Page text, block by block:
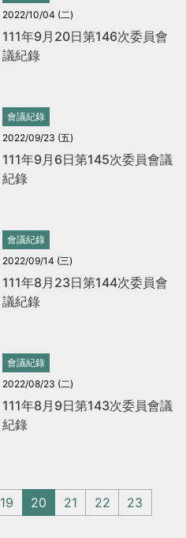
理
2022/10/04 (二)
111年9月20日第146次委員會
議紀錄
會議紀錄
2022/09/23 (五)
111年9月6日第145次委員會議
紀錄
會議紀錄
2022/09/14 (三)
111年8月23日第144次委員會
議紀錄
會議紀錄
2022/08/23 (二)
111年8月9日第143次委員會議
紀錄
19 20 21 22
23